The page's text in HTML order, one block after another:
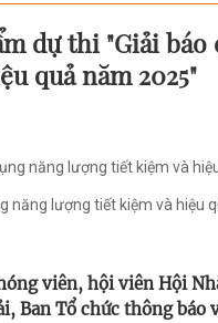
dự thi "Giải
quả năm 2025"
năng lượng tiết kiệm và
năng lượng tiết kiệm và hiệu
viên, hội viên Hội
Ban Tổ chức thông báo